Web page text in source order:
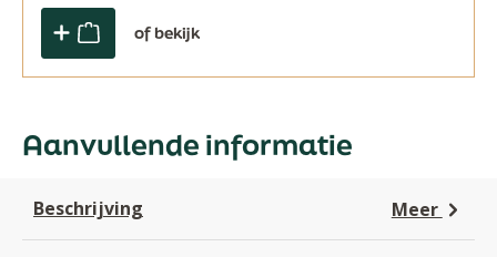
of bekijk
Aanvullende informatie
Beschrijving Meer